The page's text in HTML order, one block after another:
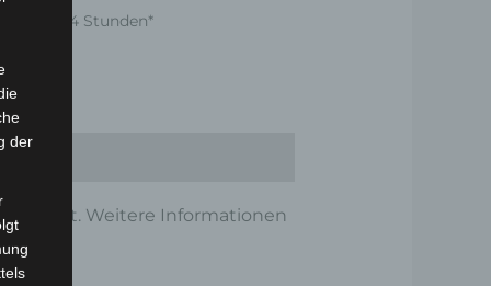
24 Stunden*
Weitere Informationen
der